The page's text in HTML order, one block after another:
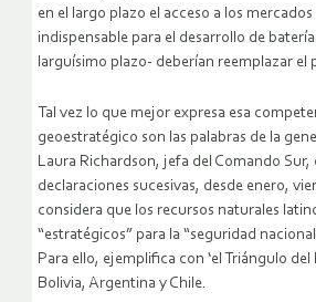
en el largo plazo el acceso a los mercados
indispensable para el desarrollo de
larguísimo plazo- deberían reemplazar el
Tal vez lo que mejor expresa esa
geoestratégico son las palabras de la
Laura Richardson, jefa del Comando Sur,
declaraciones sucesivas, desde enero,
considera que los recursos naturales
“estratégicos” para la “seguridad
Para ello, ejemplifica con ‘el Triángulo
Bolivia, Argentina y Chile.